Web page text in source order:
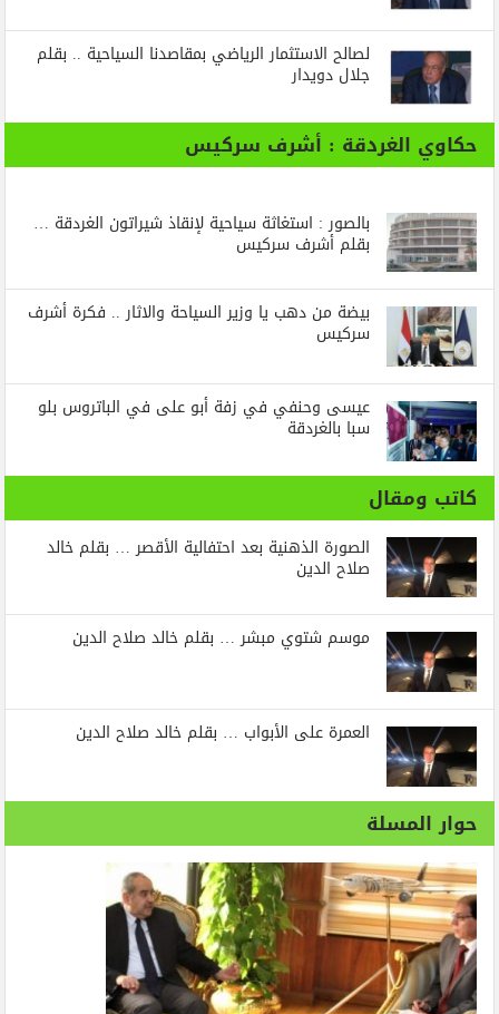
لصالح الاستثمار الرياضي بمقاصدنا السياحية .. بقلم
جلال دويدار
حكاوي الغردقة : أشرف سركيس
بالصور : استغاثة سياحية لإنقاذ شيراتون الغردقة …
بقلم أشرف سركيس
بيضة من دهب يا وزير السياحة والاثار .. فكرة أشرف
سركيس
عيسى وحنفي في زفة أبو على في الباتروس بلو
سبا بالغردقة
كاتب ومقال
الصورة الذهنية بعد احتفالية الأقصر … بقلم خالد
صلاح الدين
موسم شتوي مبشر … بقلم خالد صلاح الدين
العمرة على الأبواب … بقلم خالد صلاح الدين
حوار المسلة